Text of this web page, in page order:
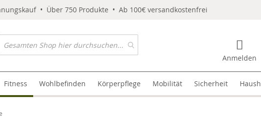
• Über 750 Produkte • Ab 100€ versandkostenfrei
Anmelden
Fitness Wohlbefinden Körperpflege Mobilität Sicherheit